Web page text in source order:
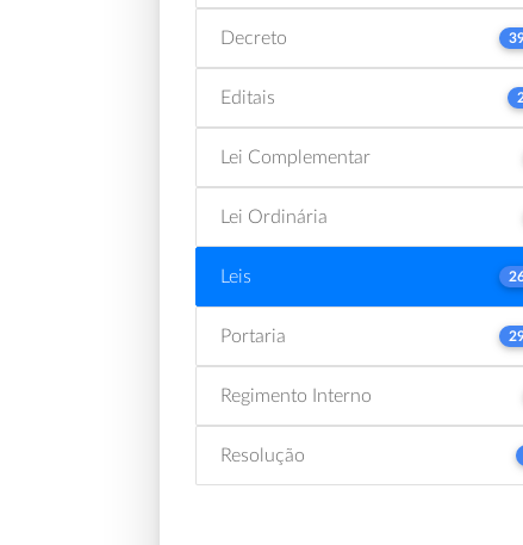
Decreto
Editais
Lei Complementar
Lei Ordinária
Leis
Portaria
Regimento Interno
Resolução